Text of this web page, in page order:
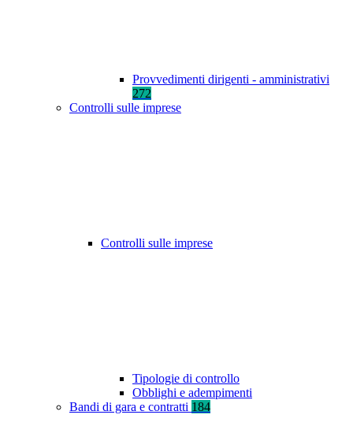
Provvedimenti dirigenti - amministrativi
272
Controlli sulle imprese
Controlli sulle imprese
Tipologie di controllo
Obblighi e adempimenti
Bandi di gara e contratti 184